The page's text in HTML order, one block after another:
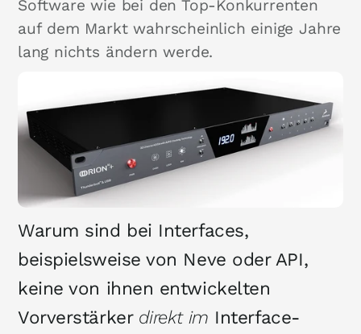
Software wie bei den Top-Konkurrenten
auf dem Markt wahrscheinlich einige Jahre
lang nichts ändern werde.
Warum sind bei Interfaces,
beispielsweise von Neve oder API,
keine von ihnen entwickelten
Vorverstärker direkt im Interface-